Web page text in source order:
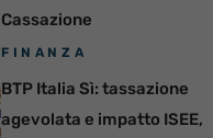
Cassazione
FINANZA
BTP Italia Sì: tassazione
agevolata e impatto ISEE,